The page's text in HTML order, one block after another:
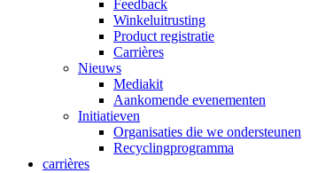
Feedback
Winkeluitrusting
Product registratie
Carrières
Nieuws
Mediakit
Aankomende evenementen
Initiatieven
Organisaties die we ondersteunen
Recyclingprogramma
carrières